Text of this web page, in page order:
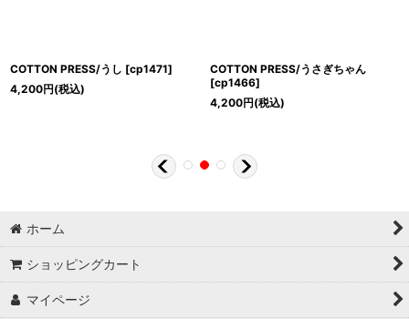
COTTON PRESS/うし [cp1471]
4,200円(税込)
COTTON PRESS/うさぎちゃん
[cp1466]
4,200円(税込)
ホーム
ショッピングカート
マイページ